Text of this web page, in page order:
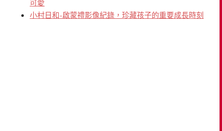
可愛
小村日和-啟蒙禮影像紀錄，珍藏孩子的重要成長時刻